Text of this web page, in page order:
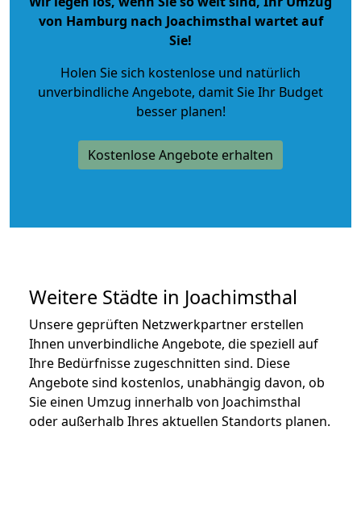
von Hamburg nach Joachimsthal wartet auf
Sie!
Holen Sie sich kostenlose und natürlich
unverbindliche Angebote, damit Sie Ihr Budget
besser planen!
Kostenlose Angebote erhalten
Weitere Städte in Joachimsthal
Unsere geprüften Netzwerkpartner erstellen
Ihnen unverbindliche Angebote, die speziell auf
Ihre Bedürfnisse zugeschnitten sind. Diese
Angebote sind kostenlos, unabhängig davon, ob
Sie einen Umzug innerhalb von Joachimsthal
oder außerhalb Ihres aktuellen Standorts planen.